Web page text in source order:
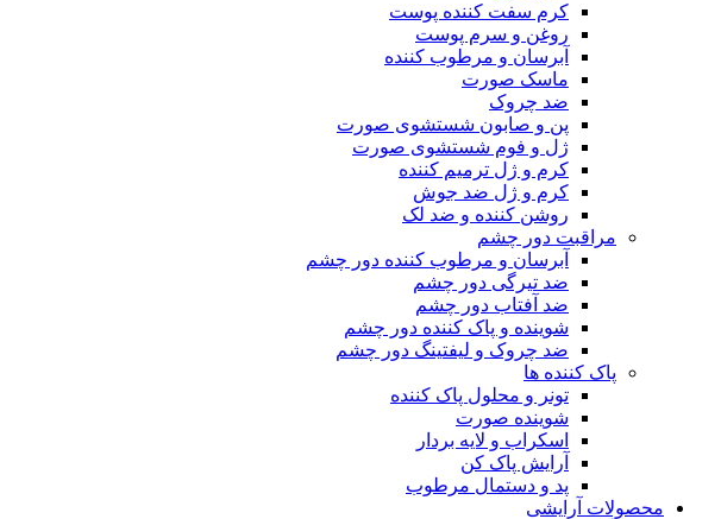
کرم سفت کننده پوست
روغن و سرم پوست
آبرسان و مرطوب کننده
ماسک صورت
ضد چروک
پن و صابون شستشوی صورت
ژل و فوم شستشوی صورت
کرم و ژل ترمیم کننده
کرم و ژل ضد جوش
روشن کننده و ضد لک
مراقبت دور چشم
آبرسان و مرطوب کننده دور چشم
ضد تیرگی دور چشم
ضد آفتاب دور چشم
شوینده و پاک کننده دور چشم
ضد چروک و لیفتینگ دور چشم
پاک کننده ها
تونر و محلول پاک کننده
شوینده صورت
اسکراب و لایه بردار
آرایش پاک کن
پد و دستمال مرطوب
محصولات آرایشی